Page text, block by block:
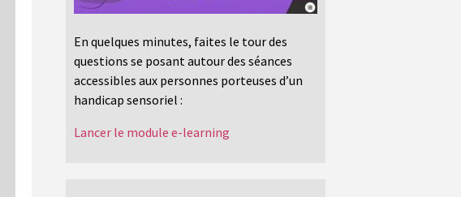
En quelques minutes, faites le tour des
questions se posant autour des séances
accessibles aux personnes porteuses d’un
handicap sensoriel :
Lancer le module e-learning